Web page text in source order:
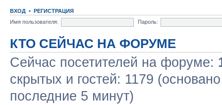
ВХОД • РЕГИСТРАЦИЯ
Имя пользователя:
Пароль:
КТО СЕЙЧАС НА ФОРУМЕ
Сейчас посетителей на форуме:
скрытых и гостей: 1179
последние 5 минут)